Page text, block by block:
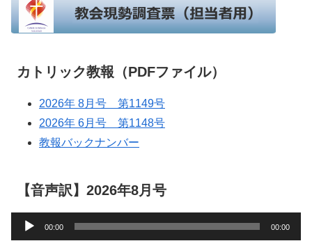
カトリック教報（PDFファイル）
2026年 8月号 第1149号
2026年 6月号 第1148号
教報バックナンバー
【音声訳】2026年8月号
声
00:00 00:00